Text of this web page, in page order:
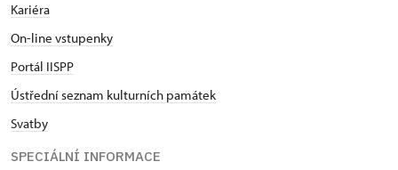
Kariéra
On-line vstupenky
Portál IISPP
Ústřední seznam kulturních památek
Svatby
SPECIÁLNÍ INFORMACE